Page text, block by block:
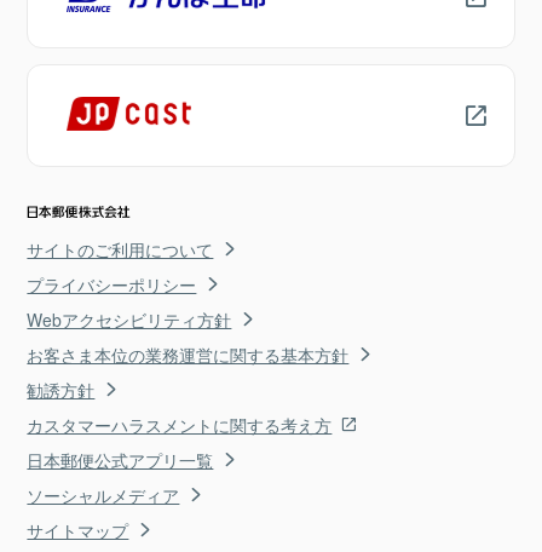
サイトのご利用について
プライバシーポリシー
Webアクセシビリティ方針
お客さま本位の業務運営に関する基本方針
勧誘方針
カスタマーハラスメントに関する考え方
日本郵便公式アプリ一覧
ソーシャルメディア
サイトマップ